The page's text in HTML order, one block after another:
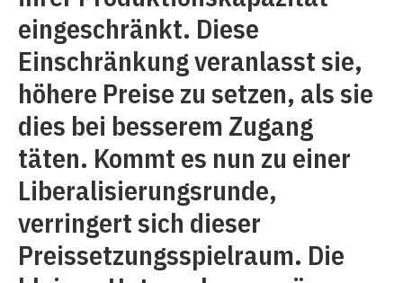
eingeschränkt. Diese
Einschränkung veranlasst sie,
höhere Preise zu setzen, als sie
dies bei besserem Zugang
täten. Kommt es nun zu einer
Liberalisierungsrunde,
verringert sich dieser
Preissetzungsspielraum. Die